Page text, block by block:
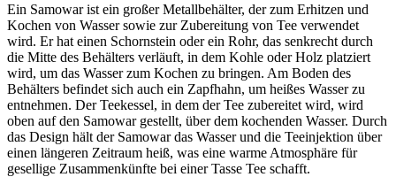
Ein Samowar ist ein großer Metallbehälter, der zum Erhitzen und
Kochen von Wasser sowie zur Zubereitung von Tee verwendet
wird. Er hat einen Schornstein oder ein Rohr, das senkrecht durch
die Mitte des Behälters verläuft, in dem Kohle oder Holz platziert
wird, um das Wasser zum Kochen zu bringen. Am Boden des
Behälters befindet sich auch ein Zapfhahn, um heißes Wasser zu
entnehmen. Der Teekessel, in dem der Tee zubereitet wird, wird
oben auf den Samowar gestellt, über dem kochenden Wasser. Durch
das Design hält der Samowar das Wasser und die Teeinjektion über
einen längeren Zeitraum heiß, was eine warme Atmosphäre für
gesellige Zusammenkünfte bei einer Tasse Tee schafft.